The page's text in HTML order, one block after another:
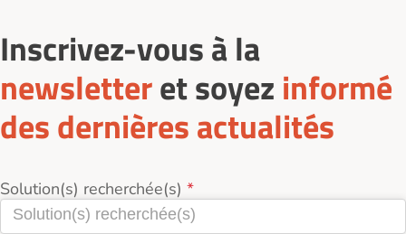
Inscrivez-vous à la
newsletteret soyez informé
des dernières actualités
Solution(s) recherchée(s)